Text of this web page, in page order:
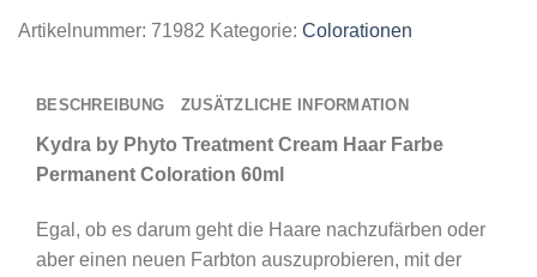
Artikelnummer: 71982 Kategorie: Colorationen
BESCHREIBUNG ZUSÄTZLICHE INFORMATION
Kydra by Phyto Treatment Cream Haar Farbe
Permanent Coloration 60ml
Egal, ob es darum geht die Haare nachzufärben oder
aber einen neuen Farbton auszuprobieren, mit der